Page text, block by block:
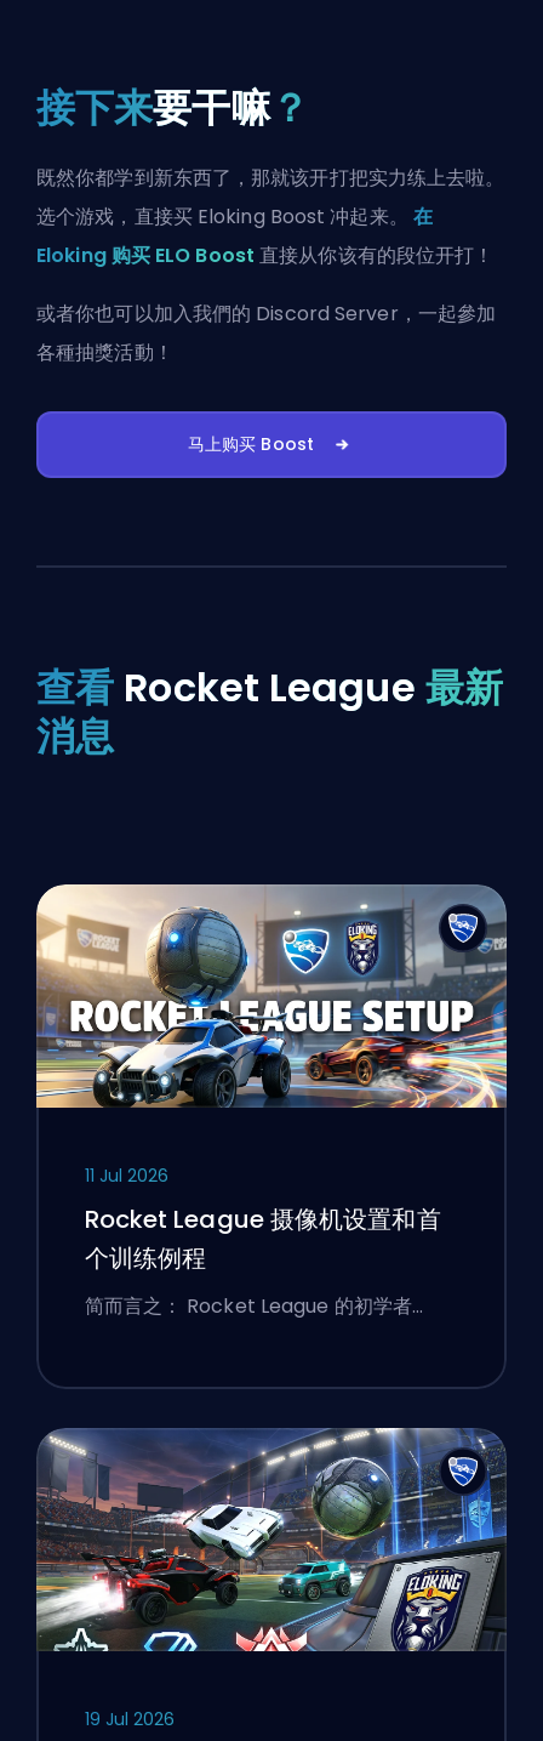
接下来要干嘛？
既然你都学到新东西了，那就该开打把实力练上去啦。
选个游戏，直接买 Eloking Boost 冲起来。 在
Eloking 购买 ELO Boost 直接从你该有的段位开打！
或者你也可以加入我們的 Discord Server ，一起參加
各種抽獎活動！
马上购买 Boost
查看 Rocket League 最新
消息
11 Jul 2026
Rocket League 摄像机设置和首
个训练例程
简而言之： Rocket League 的初学者…
19 Jul 2026